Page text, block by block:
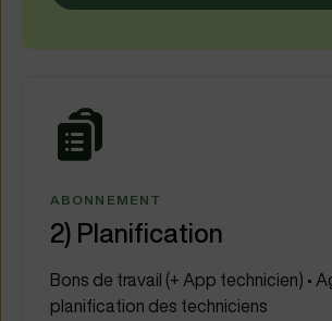
ABONNEMENT
2) Planification
Bons de travail (+ App technicien) •
planification des techniciens